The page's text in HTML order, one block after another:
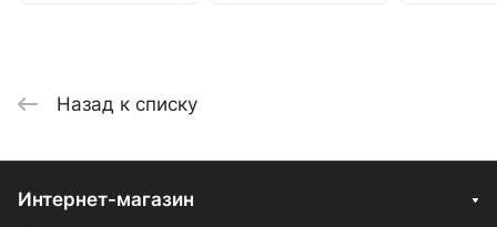
Назад к списку
Интернет-магазин